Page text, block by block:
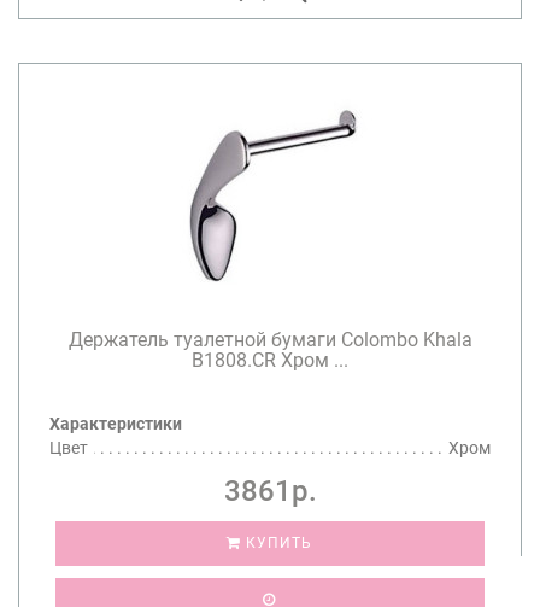
Держатель туалетной бумаги Colombo Khala
B1808.CR Хром ...
Характеристики
Цвет
Хром
3861р.
КУПИТЬ